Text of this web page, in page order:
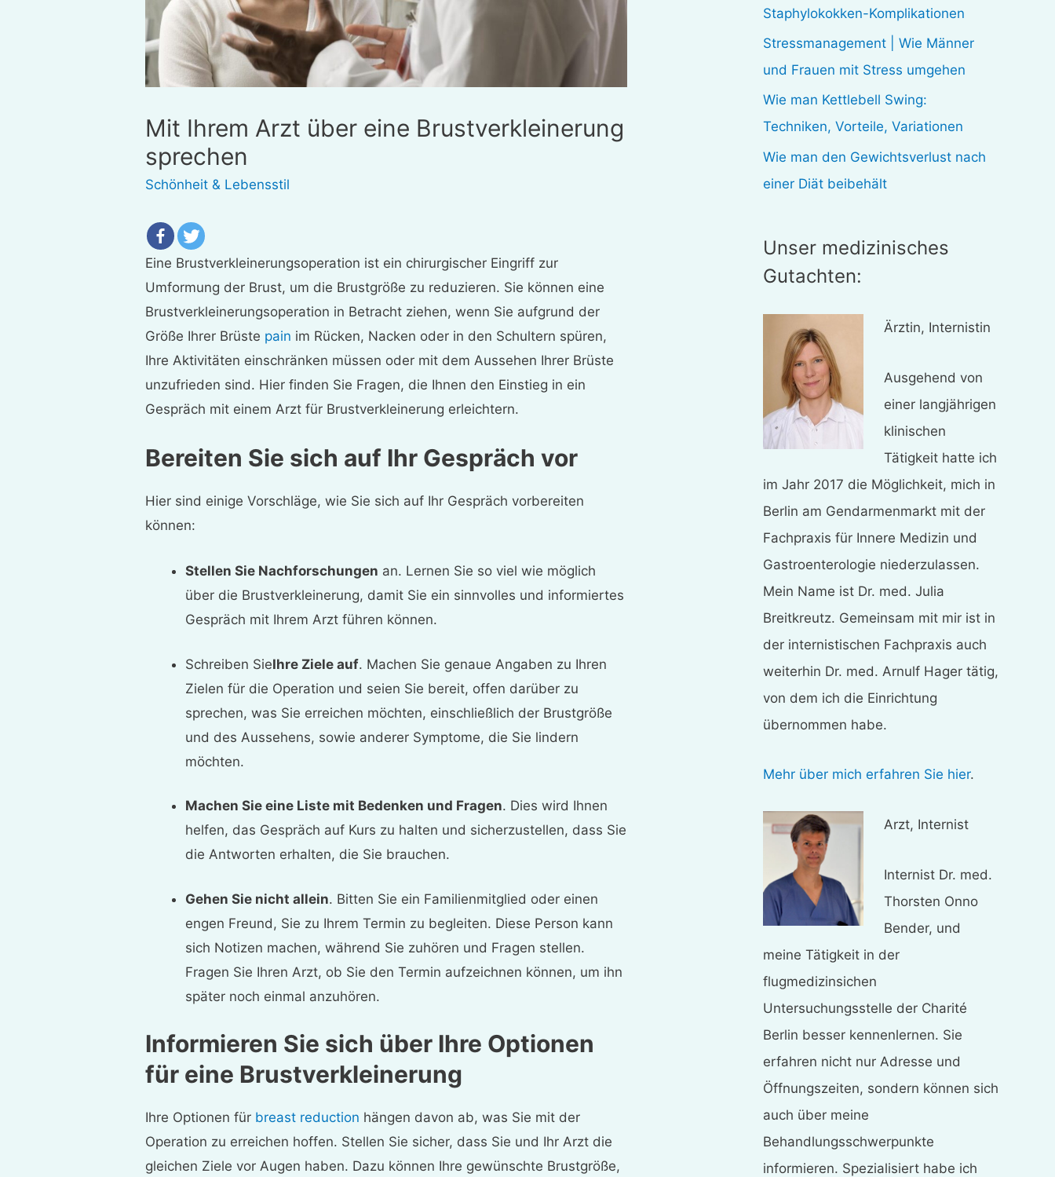
Mit Ihrem Arzt über eine Brustverkleinerung
sprechen
Schönheit & Lebensstil
Eine Brustverkleinerungsoperation ist ein chirurgischer Eingriff zur
Umformung der Brust, um die Brustgröße zu reduzieren. Sie können eine
Brustverkleinerungsoperation in Betracht ziehen, wenn Sie aufgrund der
Größe Ihrer Brüste pain im Rücken, Nacken oder in den Schultern spüren,
Ihre Aktivitäten einschränken müssen oder mit dem Aussehen Ihrer Brüste
unzufrieden sind. Hier finden Sie Fragen, die Ihnen den Einstieg in ein
Gespräch mit einem Arzt für Brustverkleinerung erleichtern.
Bereiten Sie sich auf Ihr Gespräch vor
Hier sind einige Vorschläge, wie Sie sich auf Ihr Gespräch vorbereiten
können:
Stellen Sie Nachforschungen an. Lernen Sie so viel wie möglich
über die Brustverkleinerung, damit Sie ein sinnvolles und informiertes
Gespräch mit Ihrem Arzt führen können.
Schreiben SieIhre Ziele auf. Machen Sie genaue Angaben zu Ihren
Zielen für die Operation und seien Sie bereit, offen darüber zu
sprechen, was Sie erreichen möchten, einschließlich der Brustgröße
und des Aussehens, sowie anderer Symptome, die Sie lindern
möchten.
Machen Sie eine Liste mit Bedenken und Fragen. Dies wird Ihnen
helfen, das Gespräch auf Kurs zu halten und sicherzustellen, dass Sie
die Antworten erhalten, die Sie brauchen.
Gehen Sie nicht allein. Bitten Sie ein Familienmitglied oder einen
engen Freund, Sie zu Ihrem Termin zu begleiten. Diese Person kann
sich Notizen machen, während Sie zuhören und Fragen stellen.
Fragen Sie Ihren Arzt, ob Sie den Termin aufzeichnen können, um ihn
später noch einmal anzuhören.
Informieren Sie sich über Ihre Optionen
für eine Brustverkleinerung
Ihre Optionen für breast reduction hängen davon ab, was Sie mit der
Operation zu erreichen hoffen. Stellen Sie sicher, dass Sie und Ihr Arzt die
gleichen Ziele vor Augen haben. Dazu können Ihre gewünschte Brustgröße,
h
:
Staphylokokken-Komplikationen
Stressmanagement | Wie Männer
und Frauen mit Stress umgehen
Wie man Kettlebell Swing:
Techniken, Vorteile, Variationen
Wie man den Gewichtsverlust nach
einer Diät beibehält
Unser medizinisches
Gutachten:
Ärztin, Internistin
Ausgehend von
einer langjährigen
klinischen
Tätigkeit hatte ich
im Jahr 2017 die Möglichkeit, mich in
Berlin am Gendarmenmarkt mit der
Fachpraxis für Innere Medizin und
Gastroenterologie niederzulassen.
Mein Name ist Dr. med. Julia
Breitkreutz. Gemeinsam mit mir ist in
der internistischen Fachpraxis auch
weiterhin Dr. med. Arnulf Hager tätig,
von dem ich die Einrichtung
übernommen habe.
Mehr über mich erfahren Sie hier.
Arzt, Internist
Internist Dr. med.
Thorsten Onno
Bender, und
meine Tätigkeit in der
flugmedizinsichen
Untersuchungsstelle der Charité
Berlin besser kennenlernen. Sie
erfahren nicht nur Adresse und
Öffnungszeiten, sondern können sich
auch über meine
Behandlungsschwerpunkte
informieren. Spezialisiert habe ich